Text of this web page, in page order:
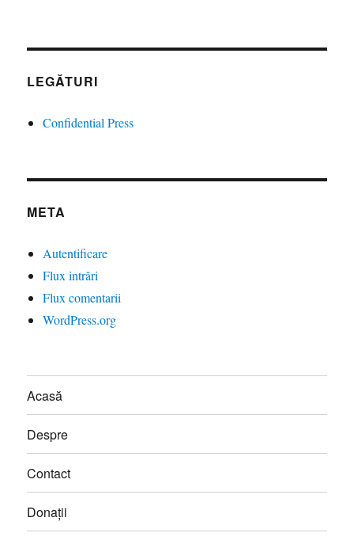
LEGĂTURI
Confidential Press
META
Autentificare
Flux intrări
Flux comentarii
WordPress.org
Acasă
Despre
Contact
Donații